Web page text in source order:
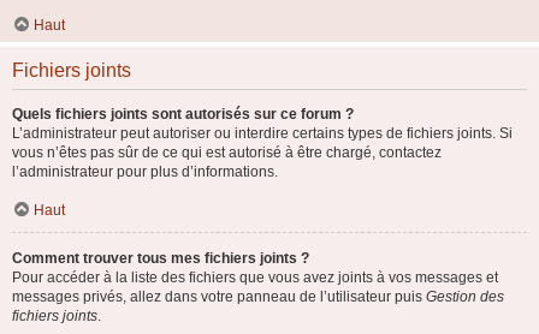
Haut
Fichiers joints
Quels fichiers joints sont autorisés sur ce forum ?
L’administrateur peut autoriser ou interdire certains types de fichiers joints. Si
vous n’êtes pas sûr de ce qui est autorisé à être chargé, contactez
l’administrateur pour plus d’informations.
Haut
Comment trouver tous mes fichiers joints ?
Pour accéder à la liste des fichiers que vous avez joints à vos messages et
messages privés, allez dans votre panneau de l’utilisateur puis Gestion des
fichiers joints.